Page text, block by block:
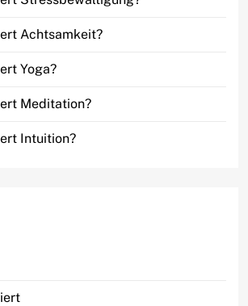
Achtsamkeit?
Yoga?
Meditation?
Intuition?